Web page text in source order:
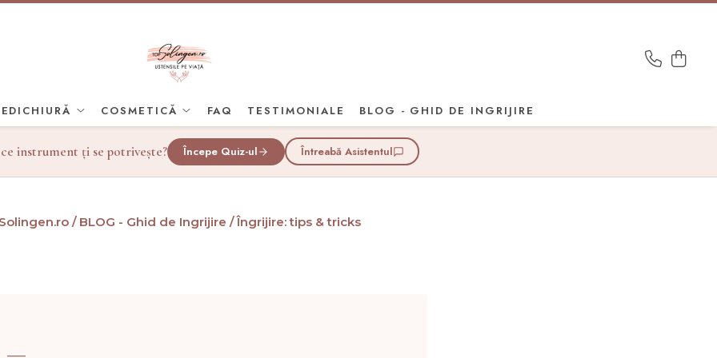
COSMETICĂ FAQ TESTIMONIALE BLOG - GHID DE INGRIJIRE
instrument ți se potrivește? Începe Quiz-ul Întreabă Asistentul
Solingen.ro / BLOG - Ghid de Ingrijire /Îngrijire: tips & tricks